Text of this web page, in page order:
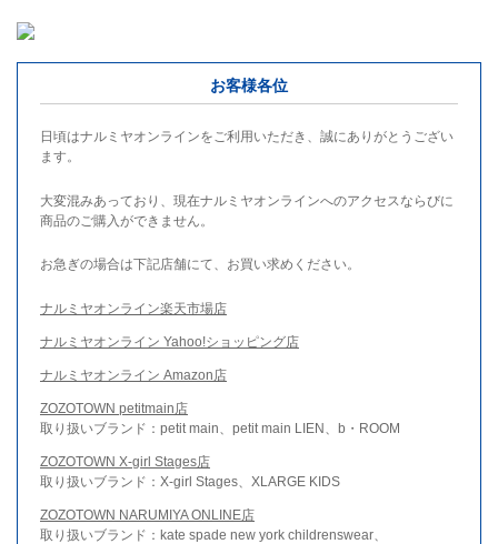
お客様各位
日頃はナルミヤオンラインをご利用いただき、誠にありがとうござい
ます。
大変混みあっており、現在ナルミヤオンラインへのアクセスならびに
商品のご購入ができません。
お急ぎの場合は下記店舗にて、お買い求めください。
ナルミヤオンライン楽天市場店
ナルミヤオンライン Yahoo!ショッピング店
ナルミヤオンライン Amazon店
ZOZOTOWN petitmain店
取り扱いブランド：petit main、petit main LIEN、b・ROOM
ZOZOTOWN X-girl Stages店
取り扱いブランド：X-girl Stages、XLARGE KIDS
ZOZOTOWN NARUMIYA ONLINE店
取り扱いブランド：kate spade new york childrenswear、